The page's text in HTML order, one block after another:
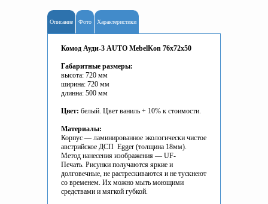
Описание Фото Характеристики
Комод Ауди-3 AUTO MebelKon 76x72x50
Габаритные размеры:
высота: 720 мм
ширина: 720 мм
длинна: 500 мм
Цвет: белый. Цвет ваниль + 10% к стоимости.
Материалы:
Корпус — ламинированное экологически чистое
австрийское ДСП Egger (толщина 18мм).
Метод нанесения изображения — UF-
Печать. Рисунки получаются яркие и
долговечные, не растрескиваются и не тускнеют
со временем. Их можно мыть моющими
средствами и мягкой губкой.